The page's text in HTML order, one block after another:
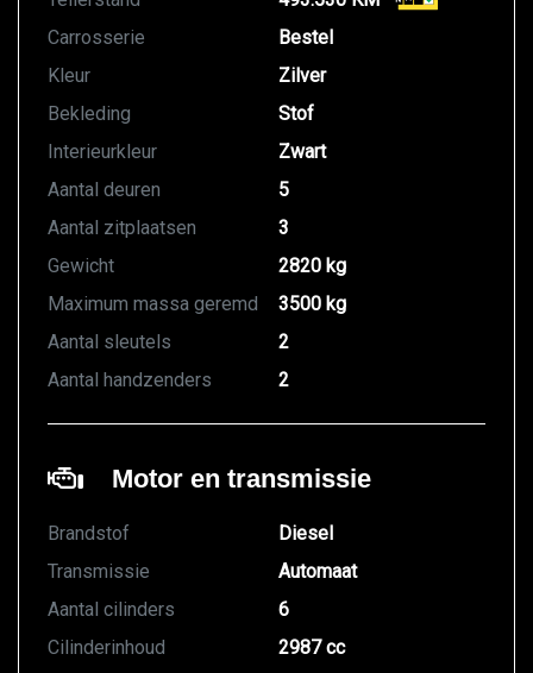
Carrosserie
Bestel
Kleur
Zilver
Bekleding
Stof
Interieurkleur
Zwart
Aantal deuren
5
Aantal zitplaatsen
3
Gewicht
2820 kg
Maximum massa geremd
3500 kg
Aantal sleutels
2
Aantal handzenders
2
Motor en transmissie
Brandstof
Diesel
Transmissie
Automaat
Aantal cilinders
6
Cilinderinhoud
2987 cc